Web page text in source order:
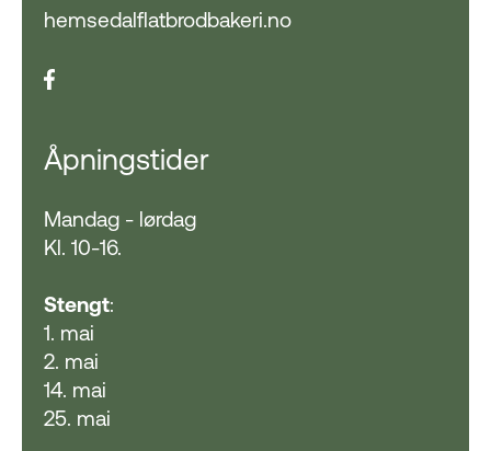
hemsedalflatbrodbakeri.no
Åpningstider
Mandag - lørdag
Kl. 10-16.
Stengt:
1. mai
2. mai
14. mai
25. mai